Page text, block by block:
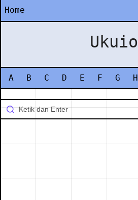
Home
Ukuio
A B C D E F G H